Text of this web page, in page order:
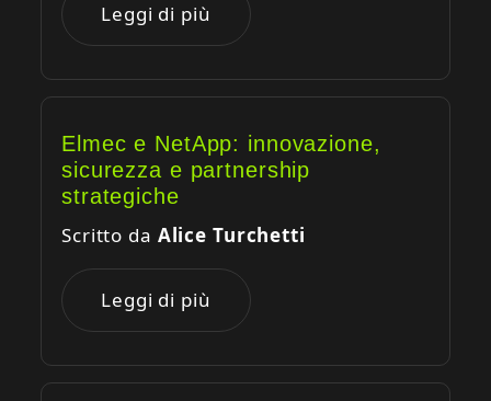
Leggi di più
Elmec e NetApp: innovazione,
sicurezza e partnership
strategiche
Scritto da Alice Turchetti
Leggi di più